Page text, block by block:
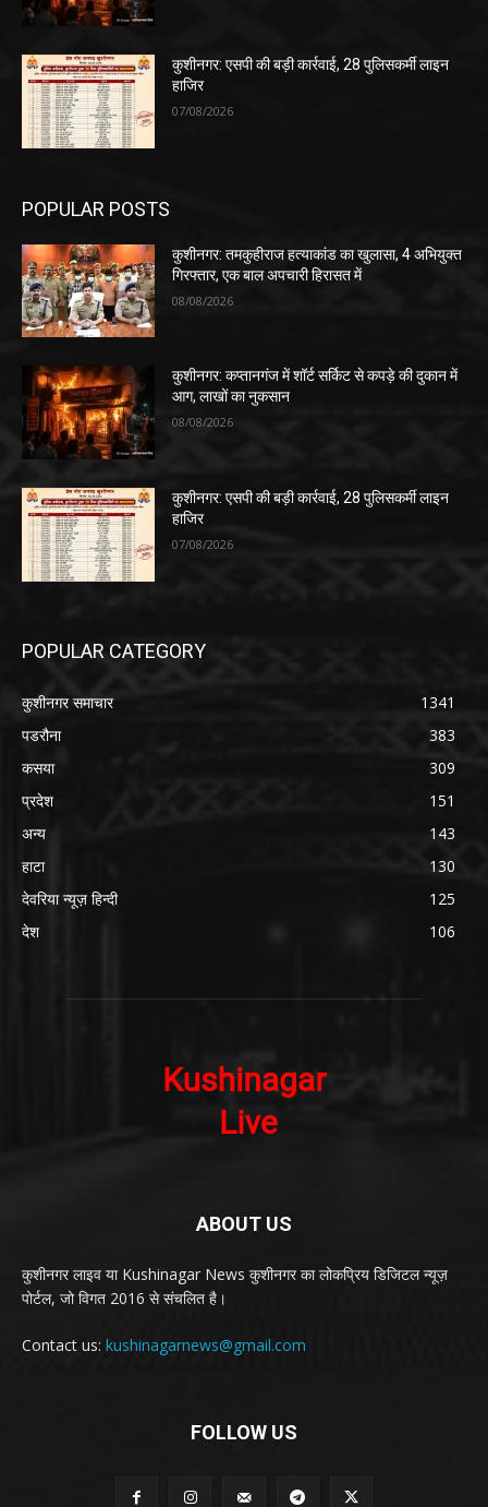
कुशीनगर: एसपी की बड़ी कार्रवाई, 28 पुलिसकर्मी लाइन
हाजिर
07/08/2026
POPULAR POSTS
कुशीनगर: तमकुहीराज हत्याकांड का खुलासा, 4 अभियुक्त
गिरफ्तार, एक बाल अपचारी हिरासत में
08/08/2026
कुशीनगर: कप्तानगंज में शॉर्ट सर्किट से कपड़े की दुकान में
आग, लाखों का नुकसान
08/08/2026
कुशीनगर: एसपी की बड़ी कार्रवाई, 28 पुलिसकर्मी लाइन
हाजिर
07/08/2026
POPULAR CATEGORY
कुशीनगर समाचार
1341
पडरौना
383
कसया
309
प्रदेश
151
अन्य
143
हाटा
130
देवरिया न्यूज़ हिन्दी
125
देश
106
ABOUT US
कुशीनगर लाइव या Kushinagar News कुशीनगर का लोकप्रिय डिजिटल न्यूज़
पोर्टल, जो विगत 2016 से संचलित है।
Contact us: kushinagarnews@gmail.com
FOLLOW US